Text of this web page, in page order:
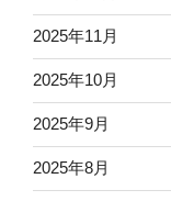
2025年11月
2025年10月
2025年9月
2025年8月